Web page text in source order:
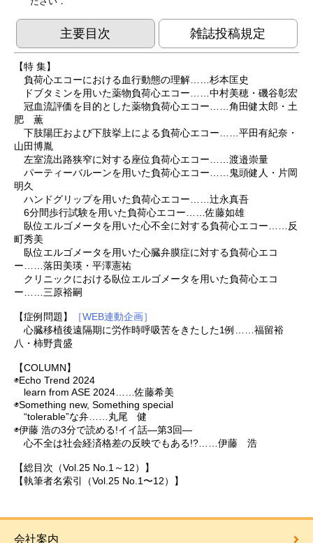
主要目次 雑誌投稿規定
【特 集】
負荷心エコーにおける血行動態の理解……杉本匡史
ドブタミンを用いた薬物負荷心エコー……中村美穂・磯谷彰宏
冠血流評価を目的とした薬物負荷心エコー……角田健太郎・土
肥 薫
下肢陽圧および下肢挙上による負荷心エコー……平田有紀奈・
山田博胤
左室流出路狭窄に対する座位負荷心エコー……渡邉崇量
パーティーバルーンを用いた負荷心エコー……鬼頭健人・片岡
明久
ハンドグリップを用いた負荷心エコー……辻永真吾
6分間歩行試験を用いた負荷心エコー……佐藤如雄
臥位エルゴメータを用いた心不全に対する負荷心エコー……反
町秀美
臥位エルゴメータを用いた心臓弁膜症に対する負荷心エコ
ー……落田美瑛・平澤憲祐
クリニックにおける臥位エルゴメータを用いた負荷心エコ
ー……三原裕嗣
【症例問題】
［WEB連動企画］
心臓移植後遠隔期に労作時呼吸苦をきたした1例……福留裕
八・柿野貴盛
【COLUMN】
◉Echo Trend 2024
learn from ASE 2024……佐藤希美
◉Something new, Something special
“tolerable”な弁……丸尾 健
◉伊藤 浩の3分で読める!イイ話―第3回―
心不全は社会経済格差の反映でもある!?……伊藤 浩
【総目次（Vol.25 No.1～12）】
【執筆者名索引（Vol.25 No.1〜12）】
会社案内